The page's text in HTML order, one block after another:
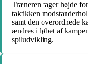
Træneren tager højde
taktikken
samt den overordnede
ændres i løbet af
spiludvikling.